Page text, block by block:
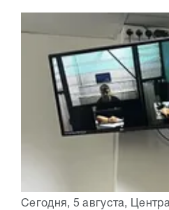
Сегодня, 5 августа,